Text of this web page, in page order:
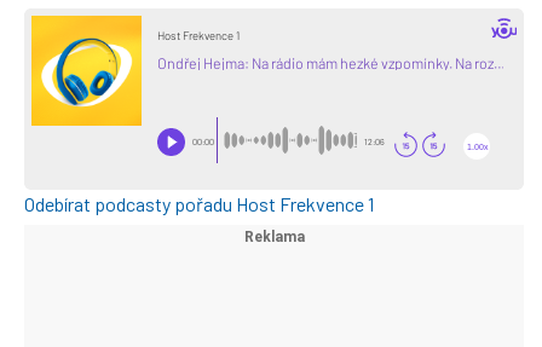
Odebírat podcasty pořadu Host Frekvence 1